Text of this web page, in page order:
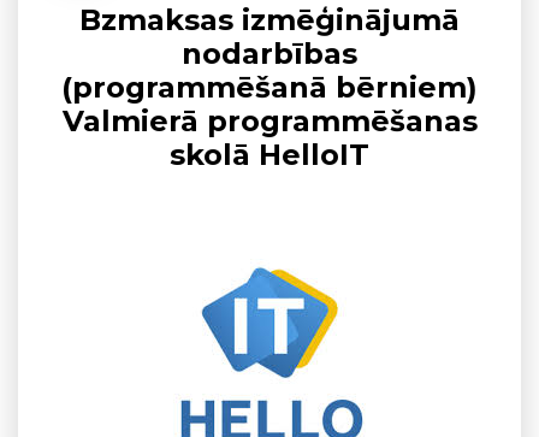
Bzmaksas izmēģinājumā
nodarbības
(programmēšanā bērniem)
Valmierā programmēšanas
skolā HelloIT